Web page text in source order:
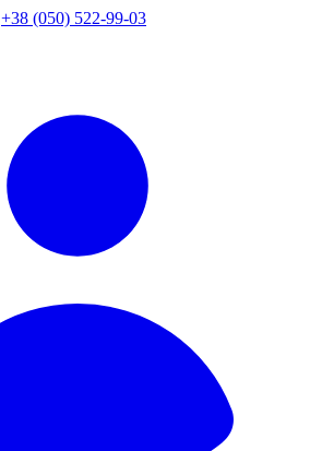
+38 (050) 522-99-03